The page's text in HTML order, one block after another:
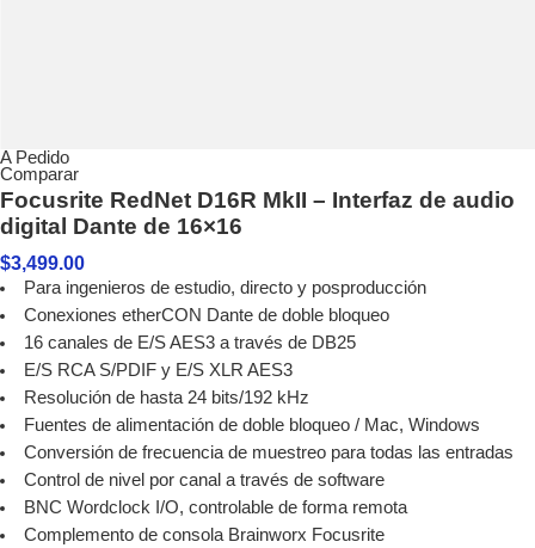
A Pedido
Comparar
Focusrite RedNet D16R MkII – Interfaz de audio
digital Dante de 16×16
$3,499.00
Para ingenieros de estudio, directo y posproducción
Conexiones etherCON Dante de doble bloqueo
16 canales de E/S AES3 a través de DB25
E/S RCA S/PDIF y E/S XLR AES3
Resolución de hasta 24 bits/192 kHz
Fuentes de alimentación de doble bloqueo / Mac, Windows
Conversión de frecuencia de muestreo para todas las entradas
Control de nivel por canal a través de software
BNC Wordclock I/O, controlable de forma remota
Complemento de consola Brainworx Focusrite